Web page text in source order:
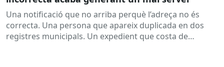
Una notificació que no arriba perquè l’adreça no és
correcta. Una persona que apareix duplicada en dos
registres municipals. Un expedient que costa de